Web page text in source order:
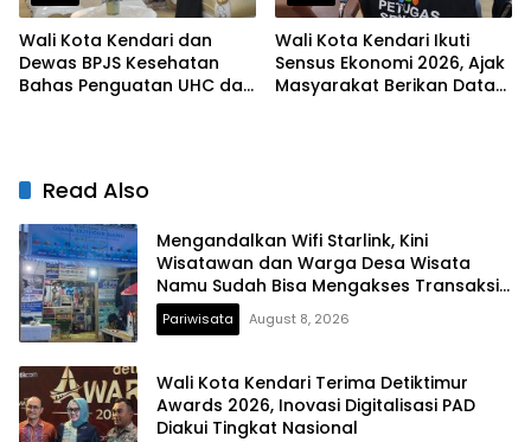
Wali Kota Kendari dan
Dewas BPJS Kesehatan
Bahas Penguatan UHC dan
Wali Kota Kendari Ikuti
Sensus Ekonomi 2026, Ajak
Masyarakat Berikan Data
Read Also
Mengandalkan Wifi Starlink, Kini
Wisatawan dan Warga Desa Wisata
Namu Sudah Bisa Mengakses Transaksi
Digital
Pariwisata August 8, 2026
Wali Kota Kendari Terima Detiktimur
Awards 2026, Inovasi Digitalisasi PAD
Diakui Tingkat Nasional